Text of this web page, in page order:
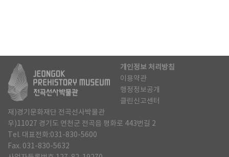
개인정보 처리방침
이용약관
행정정보공개
클린신고센터
재)경기문화재단 전곡선사박물관
우)11027 경기도 연천군 전곡읍 평화로 443번길 2
Tel. 대표전화:031-830-5600
Fax. 031-830-5632